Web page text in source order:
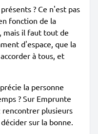
? Ce n'est pas
fonction de la
mais il faut tout de
d'espace, que la
à tous, et
la personne
? Sur Emprunte
rencontrer plusieurs
sur la bonne.